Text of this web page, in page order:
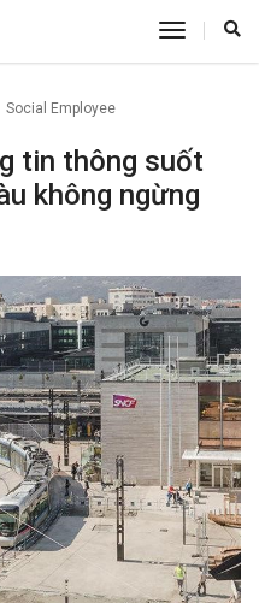
toggle
Social Employee
tin thông suốt
không ngừng